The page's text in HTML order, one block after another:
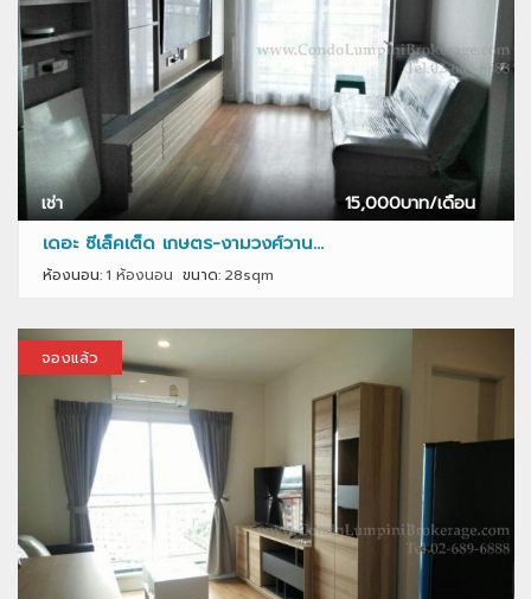
เช่า 15,000บาท/เดือน
เดอะ ซีเล็คเต็ด เกษตร-งามวงศ์วาน...
ห้องนอน:1 ห้องนอน ขนาด: 28sqm
จองแล้ว